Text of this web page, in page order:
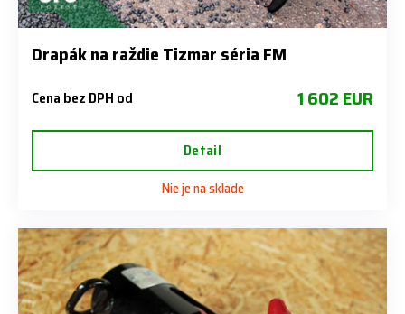
Drapák na raždie Tizmar séria FM
Cena bez DPH od 1 602 EUR
Detail
Nie je na sklade